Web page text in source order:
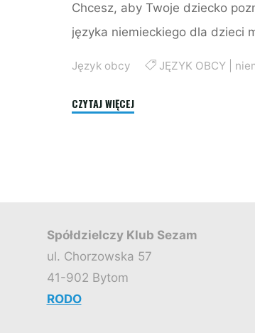
Chcesz, aby Twoje dziecko
języka niemieckiego dla dzieci
Język obcy JĘZYK OBCY|
CZYTAJ WIĘCEJ"NIEMIECKI
ZACZĄĆ!"
Spółdzielczy Klub Sezam
ul. Chorzowska 57
41-902 Bytom
RODO